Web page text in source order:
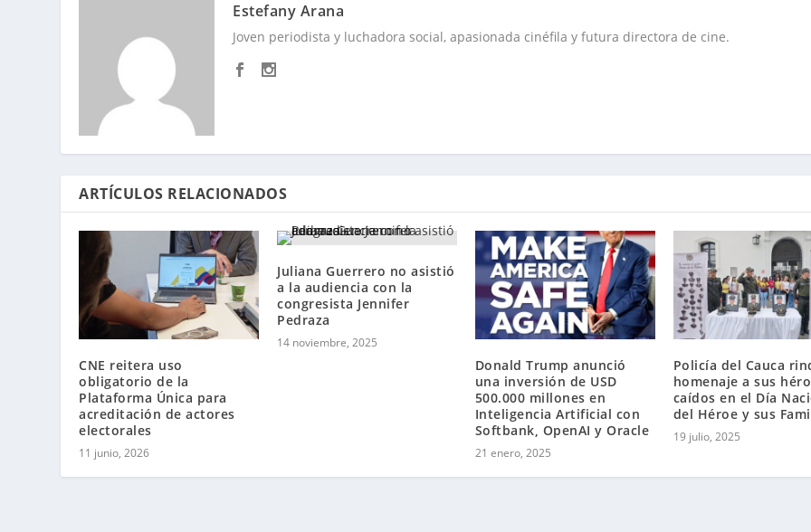
Estefany Arana
Joven periodista y luchadora social, apasionada cinéfila y futura directora de cine.
ARTÍCULOS RELACIONADOS
CNE reitera uso
obligatorio de la
Plataforma Única para
acreditación de actores
electorales
11 junio, 2026
Juliana Guerrero no asistió
a la audiencia con la
congresista Jennifer
Pedraza
14 noviembre, 2025
Donald Trump anunció
una inversión de USD
500.000 millones en
Inteligencia Artificial con
Softbank, OpenAI y Oracle
21 enero, 2025
Policía del Cauca
homenaje a sus
caídos en el Día
del Héroe y sus
19 julio, 2025